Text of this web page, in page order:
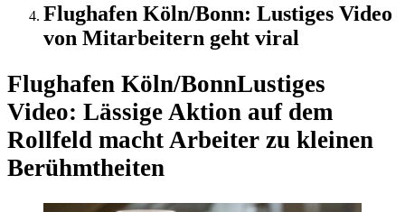
Flughafen Köln/Bonn: Lustiges Video
von Mitarbeitern geht viral
Flughafen Köln/BonnLustiges
Video: Lässige Aktion auf dem
Rollfeld macht Arbeiter zu kleinen
Berühmtheiten